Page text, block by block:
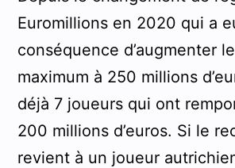
Euromillions en 2020 qui a
conséquence d’augmenter
maximum à 250 millions
déjà 7 joueurs qui ont
200 millions d’euros. Si le
revient à un joueur